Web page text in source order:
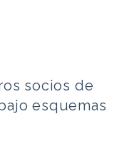
socios de
esquemas